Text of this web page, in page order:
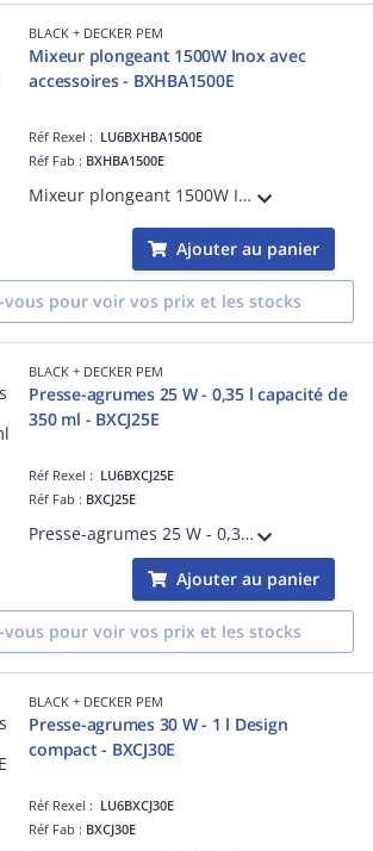
BLACK + DECKER PEM
Mixeur plongeant 1500W Inox avec
accessoires - BXHBA1500E
Réf Rexel : LU6BXHBA1500E
Réf Fab : BXHBA1500E
Mixeur plongeant 1500W Inox avec accessoires - BXHBA1500E Régulateur 20 vitesses + Turbo Pied mixeur en acier inoxydable avec finition anti-traces 4 lames en acier inoxydable Accessoires lavables au lave-vaisselle
Ajouter au panier
vous pour voir vos prix et les stocks
BLACK + DECKER PEM
Presse-agrumes 25 W - 0,35 l capacité de
350 ml - BXCJ25E
Réf Rexel : LU6BXCJ25E
Réf Fab : BXCJ25E
Presse-agrumes 25 W - 0,35 l - BXCJ25E Bol transparent gradué d'une capacité de 350 ml Filtre à pulpe réglable Enrouleur de cordon Entièrement démontable pour un nettoyage au lave-vaisselle
Ajouter au panier
vous pour voir vos prix et les stocks
BLACK + DECKER PEM
Presse-agrumes 30 W - 1 l Design
compact - BXCJ30E
Réf Rexel : LU6BXCJ30E
Réf Fab : BXCJ30E